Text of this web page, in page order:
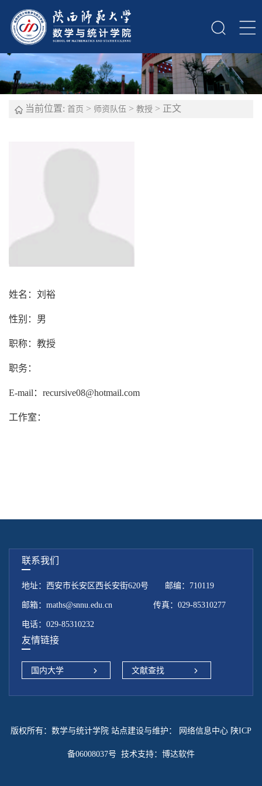
当前位置: 首页 > 师资队伍 > 教授 > 正文
姓名：刘裕
性别：男
职称：教授
职务：
E-mail：recursive08@hotmail.com
工作室：
联系我们
地址：西安市长安区西长安街620号 邮编：710119
邮箱：maths@snnu.edu.cn 传真：029-85310277
电话：029-85310232
友情链接
国内大学 文献查找
版权所有：数学与统计学院 站点建设与维护： 网络信息中心 陕ICP
备06008037号 技术支持： 博达软件